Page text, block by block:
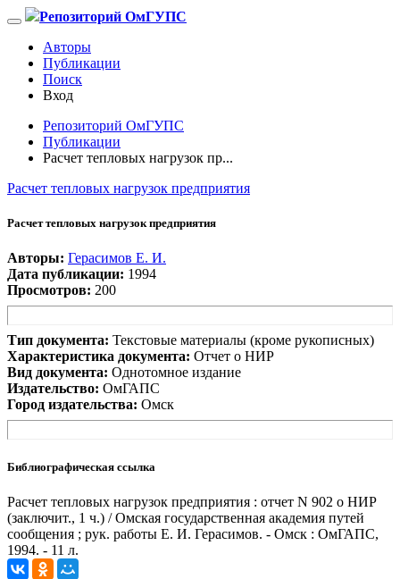
Репозиторий ОмГУПС
Авторы
Публикации
Поиск
Вход
Репозиторий ОмГУПС
Публикации
Расчет тепловых нагрузок пр...
Расчет тепловых нагрузок предприятия
Расчет тепловых нагрузок предприятия
Авторы: Герасимов Е. И.
Дата публикации: 1994
Просмотров: 200
Тип документа: Текстовые материалы (кроме рукописных)
Характеристика документа: Отчет о НИР
Вид документа: Однотомное издание
Издательство: ОмГАПС
Город издательства: Омск
Библиографическая ссылка
Расчет тепловых нагрузок предприятия : отчет N 902 о НИР
(заключит., 1 ч.) / Омская государственная академия путей
сообщения ; рук. работы Е. И. Герасимов. - Омск : ОмГАПС,
1994. - 11 л.